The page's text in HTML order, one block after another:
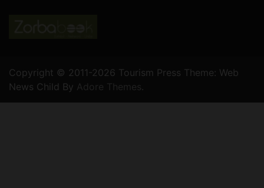
Copyright © 2011-2026 Tourism Press Theme: Web
News Child By Adore Themes.